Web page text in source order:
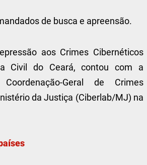
de busca e apreensão.
aos Crimes Cibernéticos
Civil do Ceará, contou com a
Geral de Crimes
da Justiça (Ciberlab/MJ) na